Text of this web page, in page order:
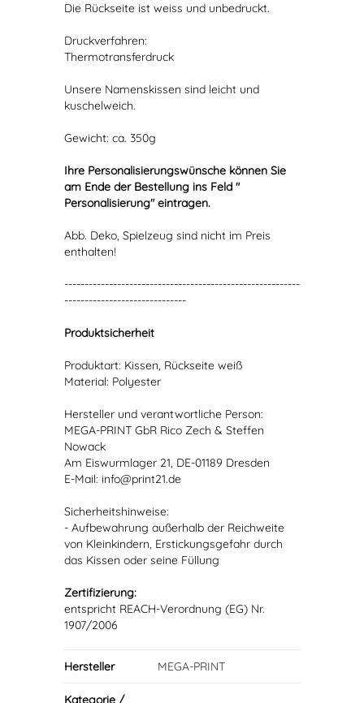
Die Rückseite ist weiss und unbedruckt.
Druckverfahren:
Thermotransferdruck
Unsere Namenskissen sind leicht und
kuschelweich.
Gewicht: ca. 350g
Ihre Personalisierungswünsche können Sie
am Ende der Bestellung ins Feld "
Personalisierung" eintragen.
Abb. Deko, Spielzeug sind nicht im Preis
enthalten!
----------------------------------------------------------
------------------------------
Produktsicherheit
Produktart: Kissen, Rückseite weiß
Material: Polyester
Hersteller und verantwortliche Person:
MEGA-PRINT GbR Rico Zech & Steffen
Nowack
Am Eiswurmlager 21, DE-01189 Dresden
E-Mail: info@print21.de
Sicherheitshinweise:
- Aufbewahrung außerhalb der Reichweite
von Kleinkindern, Erstickungsgefahr durch
das Kissen oder seine Füllung
Zertifizierung:
entspricht REACH-Verordnung (EG) Nr.
1907/2006
Hersteller MEGA-PRINT
Kategorie /